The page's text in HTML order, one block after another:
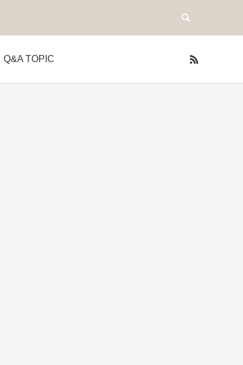
Q&A TOPIC